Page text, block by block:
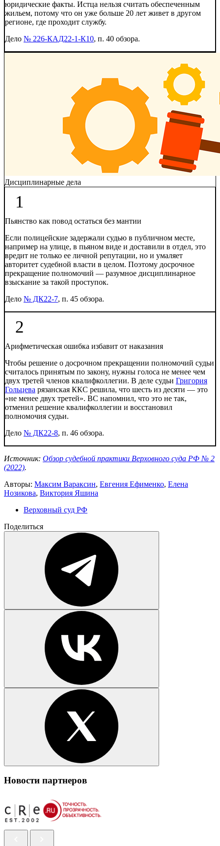
юридические факты. Истца нельзя считать обеспеченным
жильем, потому что он уже больше 20 лет живет в другом
регионе, где проходит службу.
Дело № 226-КАД22-1-К10, п. 40 обзора.
Дисциплинарные дела
1
Пьянство как повод остаться без мантии
Если полицейские задержали судью в публичном месте,
например на улице, в пьяном виде и доставили в отдел, это
вредит не только ее личной репутации, но и умаляет
авторитет судебной власти в целом. Поэтому досрочное
прекращение полномочий — разумное дисциплинарное
взыскание за такой проступок.
Дело № ДК22-7, п. 45 обзора.
2
Арифметическая ошибка избавит от наказания
Чтобы решение о досрочном прекращении полномочий судьи
считалось принятым по закону, нужны голоса не менее чем
двух третей членов квалифколлегии. В деле судьи Григория
Гольцева рязанская ККС решила, что шесть из десяти — это
«не менее двух третей». ВС напомнил, что это не так,
отменил решение квалифколлегии и восстановил
полномочия судьи.
Дело № ДК22-8, п. 46 обзора.
Источник: Обзор судебной практики Верховного суда РФ № 2
(2022).
Авторы: Максим Вараксин, Евгения Ефименко, Елена
Нозикова, Виктория Яшина
Верховный суд РФ
Поделиться
Новости партнеров